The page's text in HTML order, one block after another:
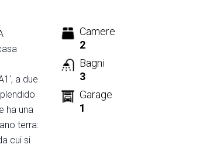
Camere
2
Bagni
3
Garage
1
a due
ha una
terra:
cui si